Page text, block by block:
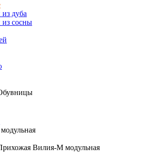
дуба
сосны
Вилия-М модульная